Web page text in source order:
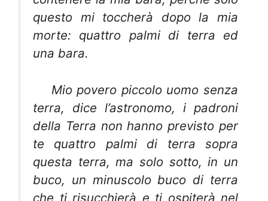
questo mi toccherà dopo la mia
morte: quattro palmi di terra ed
una bara.
Mio povero piccolo uomo senza
terra, dice l’astronomo, i padroni
della Terra non hanno previsto per
te quattro palmi di terra sopra
questa terra, ma solo sotto, in un
buco, un minuscolo buco di terra
che ti risucchierà e ti ospiterà nel